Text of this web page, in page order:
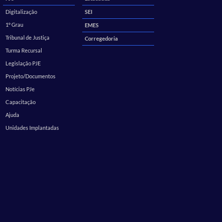
Digitalização
1º Grau
Tribunal de Justiça
Turma Recursal
Legislação PJE
Projeto/Documentos
Notícias PJe
Capacitação
Ajuda
Unidades Implantadas
SEI
EMES
Corregedoria